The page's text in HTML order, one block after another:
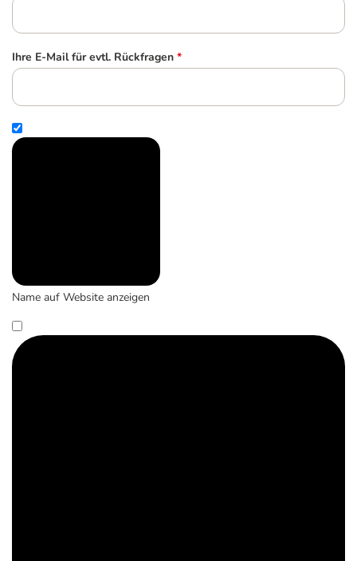
Ihre E-Mail für evtl. Rückfragen *
Name auf Website anzeigen